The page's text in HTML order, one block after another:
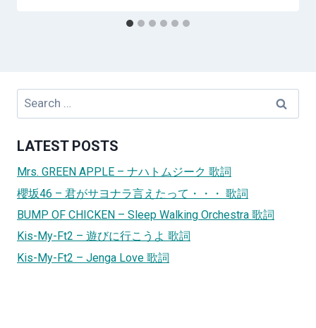
Search
LATEST POSTS
Mrs. GREEN APPLE – ナハトムジーク 歌詞
櫻坂46 – 君がサヨナラ言えたって・・・ 歌詞
BUMP OF CHICKEN – Sleep Walking Orchestra 歌詞
Kis-My-Ft2 – 遊びに行こうよ 歌詞
Kis-My-Ft2 – Jenga Love 歌詞